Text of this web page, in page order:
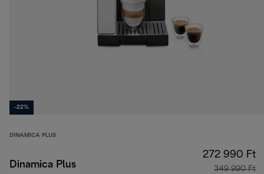
-22%
DINAMICA PLUS
Dinamica Plus
272 990 Ft
349 990 Ft